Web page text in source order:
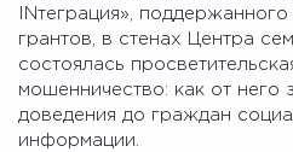
INтеграция»,
грантов, в стенах Центра
состоялась
мошенничество: как от него
доведения до граждан
информации.